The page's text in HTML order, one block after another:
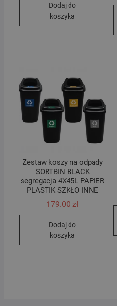
Dodaj do
koszyka
Zestaw koszy na odpady
SORTBIN BLACK
segregacja 4X45L PAPIER
PLASTIK SZKŁO INNE
179.00zł
Dodaj do
koszyka